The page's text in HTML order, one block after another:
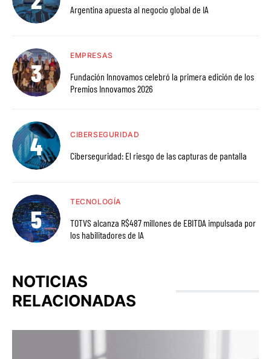
Argentina apuesta al negocio global de IA
EMPRESAS
Fundación Innovamos celebró la primera edición de los
Premios Innovamos 2026
CIBERSEGURIDAD
Ciberseguridad: El riesgo de las capturas de pantalla
TECNOLOGÍA
TOTVS alcanza R$487 millones de EBITDA impulsada por
los habilitadores de IA
NOTICIAS
RELACIONADAS